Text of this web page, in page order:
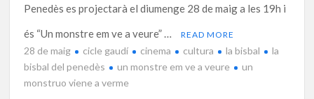
Penedès es projectarà el diumenge 28 de maig a les 19h i
és “Un monstre em ve a veure” …
READ MORE
28 de maig cicle gaudí cinema cultura la bisbal
la
bisbal del penedès
un monstre em ve a veure
un
monstruo viene a verme